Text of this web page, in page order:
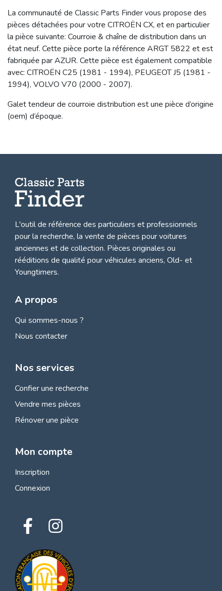
La communauté de Classic Parts Finder vous propose des
pièces détachées pour votre CITROËN CX, et en particulier
la pièce suivante: Courroie & chaîne de distribution dans un
état neuf. Cette pièce porte la référence ARGT 5822 et est
fabriquée par AZUR. Cette pièce est également compatible
avec: CITROËN C25 (1981 - 1994), PEUGEOT J5 (1981 -
1994), VOLVO V70 (2000 - 2007).
Galet tendeur de courroie distribution est une pièce d’origine
(oem) d’époque.
L'outil de référence des particuliers et professionnels
pour la recherche, la vente de pièces pour voitures
anciennes et de collection. Pièces originales ou
rééditions de qualité pour véhicules anciens, Old- et
Youngtimers.
A propos
Qui sommes-nous ?
Nous contacter
Nos services
Confier une recherche
Vendre mes pièces
Rénover une pièce
Mon compte
Inscription
Connexion